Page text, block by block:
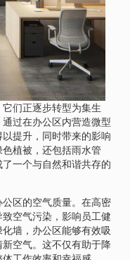
们正逐步转型为集生
过在办公区内营造微型
提升，同时带来的影响
植被，还包括雨水管
一个与自然和谐共存的
区的空气质量。在高密
空气污染，影响员工健
墙，办公区能够有效吸
空气。这不仅有助于降